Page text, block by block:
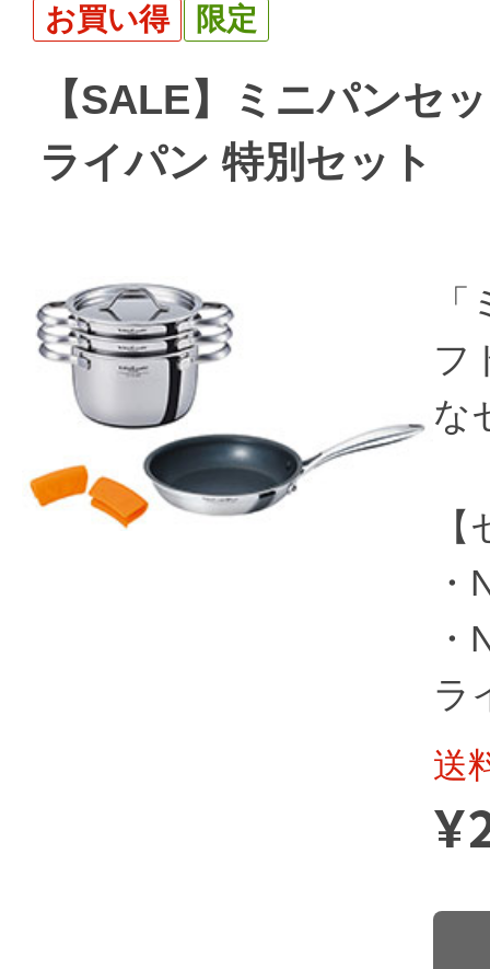
お買い得 限定
【SALE】ミニパンセ
ライパン 特別セット
フ
な
ラ
送
¥